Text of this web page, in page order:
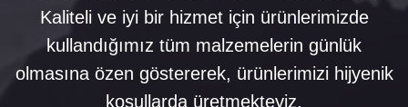
Kaliteli ve iyi bir hizmet için ürünlerimizde
kullandığımız tüm malzemelerin günlük
olmasına özen göstererek, ürünlerimizi hijyenik
koşullarda üretmekteyiz.